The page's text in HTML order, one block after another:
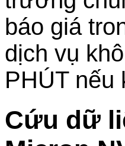
báo giá
dịch vụ
PHÚT nếu
Cứu dữ